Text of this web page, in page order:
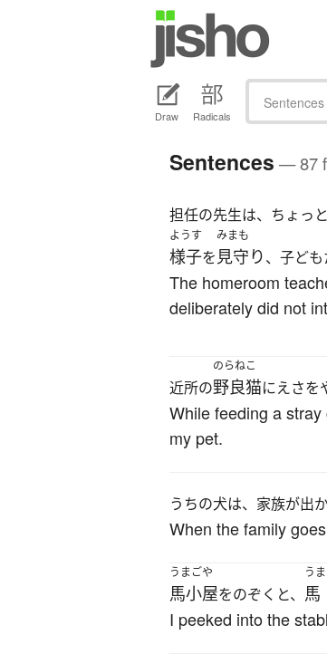
Draw Radicals
Sentences
Sentences — 87
担任の先生は、ちょっ
ようす
様子を
みまも
見守り、子ども
The homeroom
deliberately did not
近所の
のらねこ
野良猫にえさを
While feeding a
my pet.
うちの犬は、家族が出
When the family
うまごや
馬小屋をのぞくと、
うま
馬
I peeked into the